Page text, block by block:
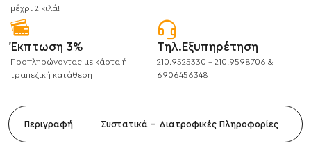
μέχρι 2 κιλά!
Έκπτωση 3%
Προπληρώνοντας με κάρτα ή
τραπεζική κατάθεση
Τηλ.Εξυπηρέτηση
210.9525330 - 210.9598706 &
6906456348
Περιγραφή Συστατικά - Διατροφικές Πληροφορίες